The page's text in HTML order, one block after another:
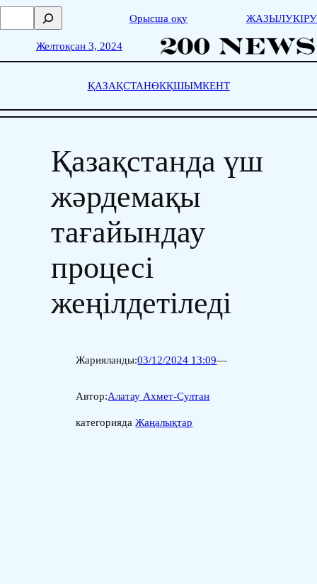
Skip
о
с
Орысша оқу ЖАЗЫЛУКІРУ
Желтоқсан 3, 2024
ҚАЗАҚСТАНӨКҚШЫМКЕНТ
Қазақстанда үш
жәрдемақы
тағайындау
процесі
жеңілдетіледі
Жарияланды:03/12/2024 13:09—
Автор:Алатау Ахмет-Султан
категориядаЖаңалықтар